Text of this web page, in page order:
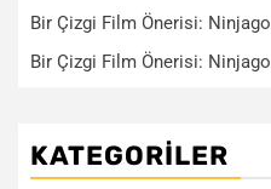
Bir Çizgi Film Önerisi: Ninjago
Bir Çizgi Film Önerisi: Ninjago
KATEGORILER